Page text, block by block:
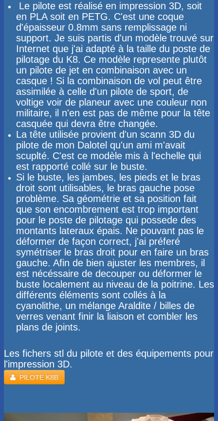
Le pilote est réalisé en impression 3D, soit
en PLA soit en PETG. C'est une coque
d'épaisseur 0.8mm sans remplissage ni
support. Je suis partis d'un modèle trouvé sur
Internet que j'ai adapté à la taille du poste de
pilotage du K8​​. Ce modèle represente plutôt
un pilote de jet en combinaison avec un
casque ! Si la combinaison de vol peut être
assimilée à celle d'un pilote de sport, de
voltige voir de planeur avec une couleur non
militaire, il n'en est pas de même pour la tête
casquée qui devra être changée.
La tête utilisée provient d'un scann 3D du
pilote de mon Dalotel qu'un ami m'avait
scuplté. C'est ce modèle mis à l'echelle qui
est rapporté collé sur le buste.
Si le buste, les jambes, les pieds et le bras
droit sont utilisables, le bras gauche pose
problème. Sa géométrie et sa position fait
que son encombrement est trop important
pour le poste de pilotage qui possede des
montants lateraux épais. Ne pouvant pas le
déformer de façon correct, j'ai préferé
symétriser le bras droit pour en faire un bras
gauche. Afin de bien ajuster les membres, il
est nécéssaire de decouper ou déformer le
buste localement au niveau de la poitrine. Les
différents éléments sont collés à la
cyanolithe, un mélange Araldite / billes de
verres venant finir la liaison et combler les
plans de joints.
Les fichers stl du pilote et des équipements pour
l'impression 3D.
​PILOTE K8B